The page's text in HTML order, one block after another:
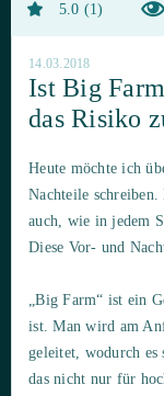
5.0 1
14.03.2018
Ist Big
das Risiko
Heute möchte ich
Nachteile
auch, wie in jedem
Diese Vor- und
„Big Farm“ ist ein
ist. Man wird am
geleitet, wodurch es
das nicht nur für